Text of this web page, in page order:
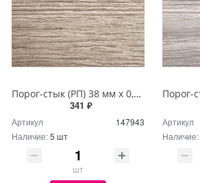
Порог-стык (РП) 38 мм х 0,9м Дуб аманд
341 ₽
Артикул
147943
Наличие:5 шт
шт
Артикул
Наличие: